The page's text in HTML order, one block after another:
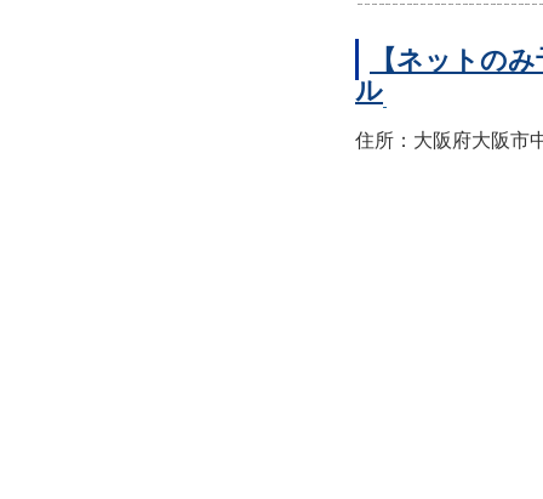
【ネットの
ル
住所：大阪府大阪市